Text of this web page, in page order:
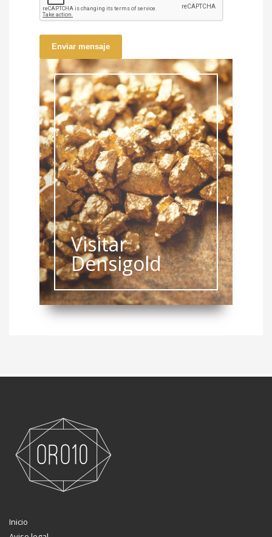
Enviar mensaje
Visitar
Densigold
Inicio